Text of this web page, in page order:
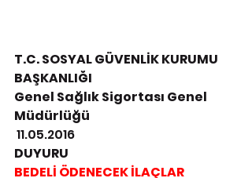
T.C. SOSYAL GÜVENLİK KURUMU
BAŞKANLIĞI
Genel Sağlık Sigortası Genel
Müdürlüğü
11.05.2016
DUYURU
BEDELİ ÖDENECEK İLAÇLAR